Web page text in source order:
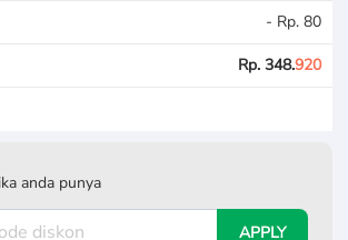
- Rp. 80
Rp. 348.920
anda punya
APPLY